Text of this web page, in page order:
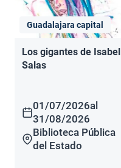
Guadalajara capital
Los gigantes de Isabel
Salas
01/07/2026al
31/08/2026
Biblioteca Pública
del Estado